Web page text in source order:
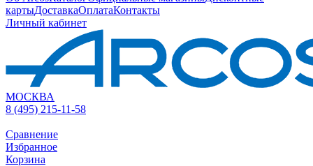
картыДоставкаОплатаКонтакты
Личный кабинет
МОСКВА
8 (495) 215-11-58
Сравнение
Избранное
Корзина